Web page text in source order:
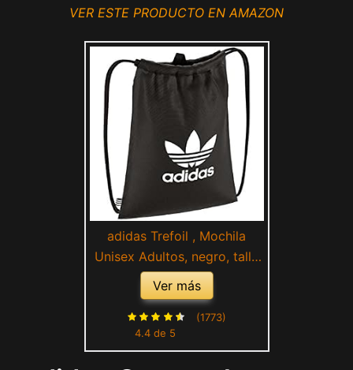
VER ESTE PRODUCTO EN AMAZON
adidas Trefoil , Mochila
Unisex Adultos, negro, talla
única
Ver más
4.4 de 5
(1773)